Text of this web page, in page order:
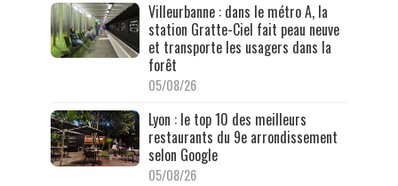
Villeurbanne : dans le métro A, la
station Gratte-Ciel fait peau neuve
et transporte les usagers dans la
forêt
05/08/26
Lyon : le top 10 des meilleurs
restaurants du 9e arrondissement
selon Google
05/08/26